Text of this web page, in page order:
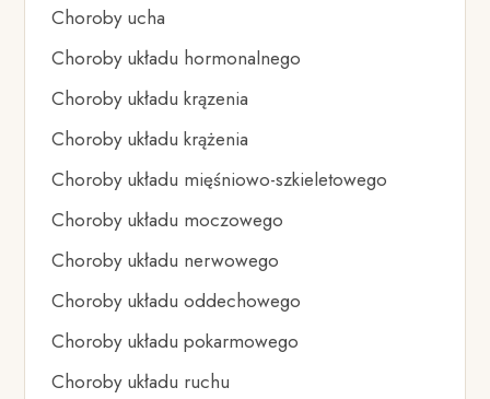
Choroby ucha
Choroby układu hormonalnego
Choroby układu krązenia
Choroby układu krążenia
Choroby układu mięśniowo-szkieletowego
Choroby układu moczowego
Choroby układu nerwowego
Choroby układu oddechowego
Choroby układu pokarmowego
Choroby układu ruchu